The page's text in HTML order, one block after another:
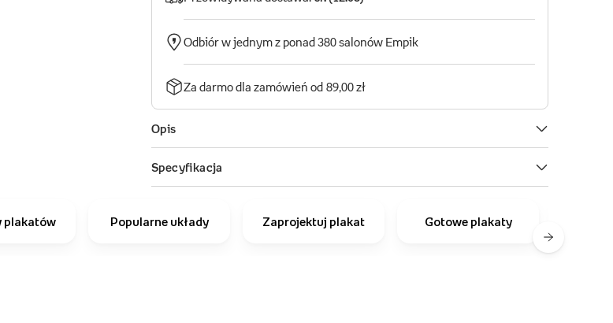
plakatów Popularne układy Zaprojektuj plakat Gotowe plakaty